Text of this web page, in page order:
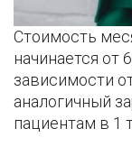
Стоимость
начинается от
зависимости
аналогичный
пациентам в 1